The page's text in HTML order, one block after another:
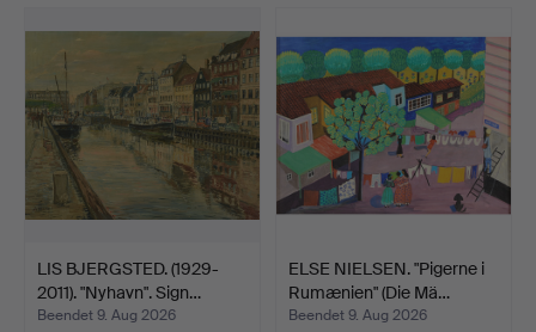
LIS BJERGSTED. (1929-
2011). "Nyhavn". Sign…
Beendet 9. Aug 2026
ELSE NIELSEN. "Pigerne i
Rumænien" (Die Mä…
Beendet 9. Aug 2026